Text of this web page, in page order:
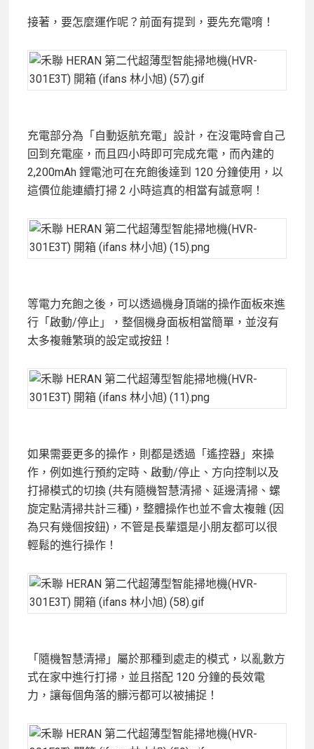
接著，要怎麼運作呢？前面有提到，要先充電唷！
充電部分為「自動返航充電」設計，在沒電時會自己
回到充電座，而且四小時即可完成充電，而內建的
2,200mAh 鋰電池可在充飽後達到 120 分鐘使用，以
這價位能連續打掃 2 小時這真的相當有誠意啊！
等電力充飽之後，可以透過機身頂端的操作面板來進
行「啟動/停止」，整個機身面板相當簡單，並沒有
太多複雜繁瑣的設定或按鈕！
如果需要更多的操作，則都是透過「遙控器」來操
作，例如進行預約定時、啟動/停止、方向控制以及
打掃模式的切換 (共有隨機智慧清掃、延邊清掃、螺
旋定點清掃共計三種)，整體操作也並不會太複雜 (因
為只有幾個按鈕)，不管是長輩還是小朋友都可以很
輕鬆的進行操作！
「隨機智慧清掃」屬於那種到處走的模式，以亂數方
式在家中進行打掃，並且搭配 120 分鐘的長效電
力，讓每個角落的髒污都可以被捕捉！